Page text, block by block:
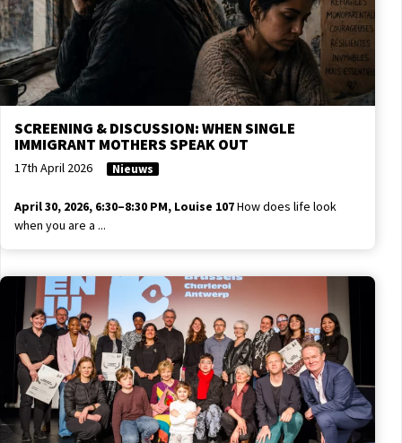
SCREENING & DISCUSSION: WHEN SINGLE
IMMIGRANT MOTHERS SPEAK OUT
17th April 2026 Nieuws
April 30, 2026, 6:30–8:30 PM, Louise 107How does life look
when you are a ...